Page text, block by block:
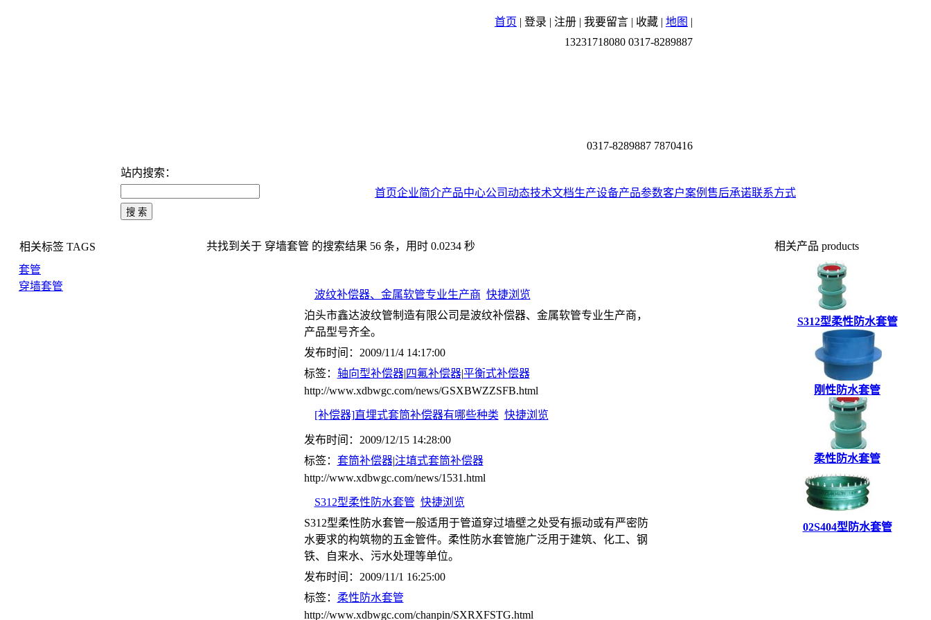
首页 | 登录 | 注册 | 我要留言 | 收藏 | 地图 |
13231718080 0317-8289887
0317-8289887 7870416
站内搜索：
首页企业简介产品中心公司动态技术文档生产设备产品参数客户案例 售后承诺联系方式
相关标签 TAGS
套管
穿墙套管
共找到关于 穿墙套管 的搜索结果 56 条，用时 0.0234 秒
波纹补偿器、金属软管专业生产商 快捷浏览
泊头市鑫达波纹管制造有限公司是波纹补偿器、金属软管专业生产商，
产品型号齐全。
发布时间：2009/11/4 14:17:00
标签： 轴向型补偿器|四氟补偿器|平衡式补偿器
http://www.xdbwgc.com/news/GSXBWZZSFB.html
[补偿器]直埋式套筒补偿器有哪些种类 快捷浏览
发布时间：2009/12/15 14:28:00
标签： 套筒补偿器|注填式套筒补偿器
http://www.xdbwgc.com/news/1531.html
S312型柔性防水套管 快捷浏览
S312型柔性防水套管一般适用于管道穿过墙壁之处受有振动或有严密防
水要求的构筑物的五金管件。柔性防水套管施广泛用于建筑、化工、钢
铁、自来水、污水处理等单位。
发布时间：2009/11/1 16:25:00
标签： 柔性防水套管
http://www.xdbwgc.com/chanpin/SXRXFSTG.html
相关产品 products
S312型柔性防水套管
刚性防水套管
柔性防水套管
02S404型防水套管